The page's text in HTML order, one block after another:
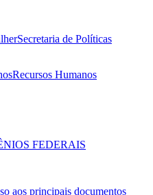
Secretaria de Políticas
Recursos Humanos
FEDERAIS
aos principais documentos